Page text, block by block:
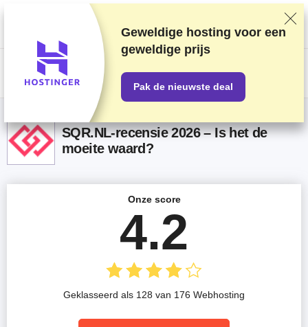
We rangschikken providers op basis van grondige tests en onderzoek,
maar houden ook rekening met feedback van onze lezers en onze
commerciële overeenkomsten met providers. Deze pagina bevat
affiliatelinks.
Openbaarmaking van advertenties
US$
SQR.NL-recensie 2026 – Is het de
moeite waard?
Onze score
4.2
Geklasseerd als 128 van 176 Webhosting
Geweldige hosting voor een
geweldige prijs
Pak de nieuwste deal